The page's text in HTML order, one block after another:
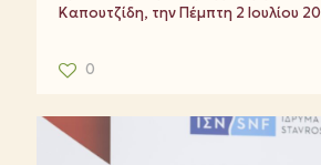
Καπουτζίδη, την Πέμπτη 2 Ιουλίου
0